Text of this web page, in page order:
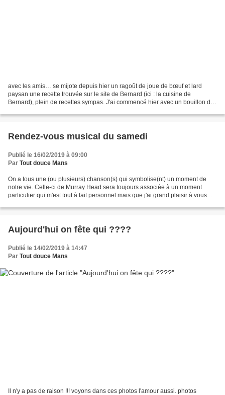
avec les amis… se mijote depuis hier un ragoût de joue de bœuf et lard
paysan une recette trouvée sur le site de Bernard (ici : la cuisine de
Bernard), plein de recettes sympas. J'ai commencé hier avec un bouillon de
Rendez-vous musical du samedi
Publié le 16/02/2019 à 09:00
Par Tout douce Mans
On a tous une (ou plusieurs) chanson(s) qui symbolise(nt) un moment de
notre vie. Celle-ci de Murray Head sera toujours associée à un moment
particulier qui m'est tout à fait personnel mais que j'ai grand plaisir à vous
Aujourd'hui on fête qui ????
Publié le 14/02/2019 à 14:47
Par Tout douce Mans
Il n'y a pas de raison !!! voyons dans ces photos l'amour aussi. photos